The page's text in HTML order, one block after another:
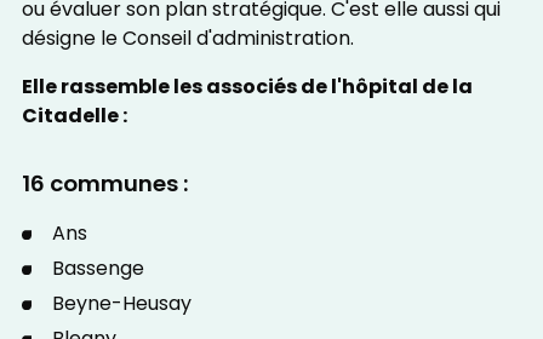
ou évaluer son plan stratégique. C'est elle aussi qui
désigne le Conseil d'administration.
Elle rassemble les associés de l'hôpital de la
Citadelle :
16 communes :
Ans
Bassenge
Beyne-Heusay